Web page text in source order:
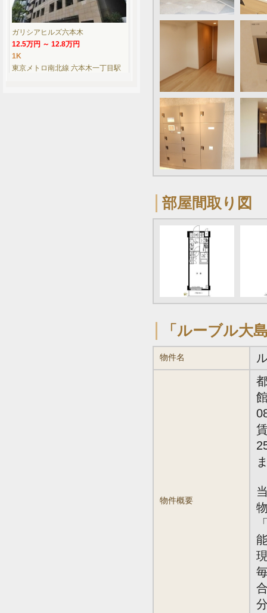
部屋間取り図
「ルーブル大
物件名
物件概要
ガリシアヒルズ六本木
12.5万円 ～ 12.8万円
1K
東京メトロ南北線 六本木一丁目駅